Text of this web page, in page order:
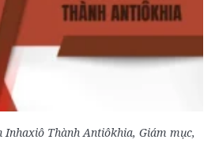
Inhaxiô Thành Antiôkhia, Giám mục,